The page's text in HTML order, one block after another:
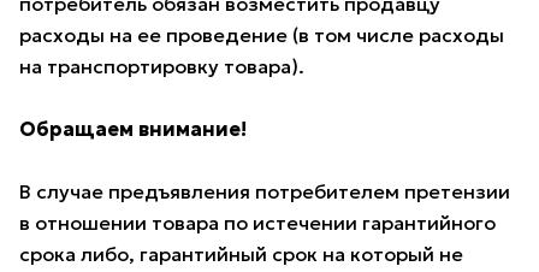
расходы на ее проведение (в том числе расходы
на транспортировку товара).
Обращаем внимание!
В случае предъявления потребителем претензии
в отношении товара по истечении гарантийного
срока либо, гарантийный срок на который не